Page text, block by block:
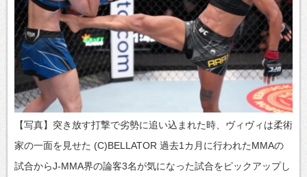
【写真】突き放す打撃で劣勢に追い込まれた時、ヴィヴィは柔術
家の一面を見せた (C)BELLATOR 過去1カ月に行われたMMAの
試合からJ-MMA界の論客3名が気になった試合をピックアップし